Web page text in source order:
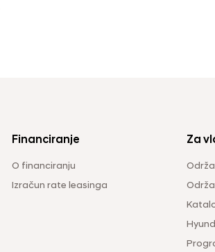
Financiranje
O financiranju
Izračun rate leasinga
Za